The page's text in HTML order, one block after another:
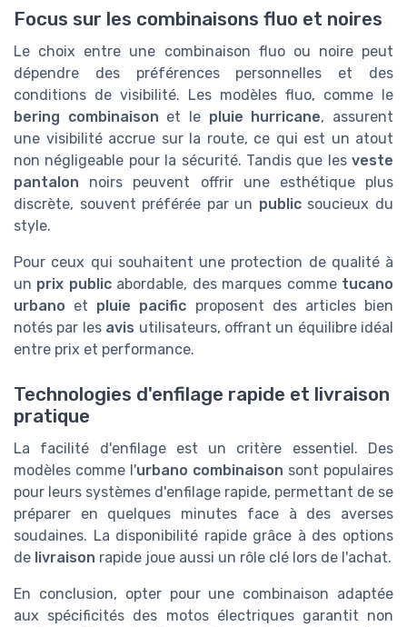
Focus sur les combinaisons fluo et noires
Le choix entre une combinaison fluo ou noire peut
dépendre des préférences personnelles et des
conditions de visibilité. Les modèles fluo, comme le
bering combinaison et le pluie hurricane, assurent
une visibilité accrue sur la route, ce qui est un atout
non négligeable pour la sécurité. Tandis que les veste
pantalon noirs peuvent offrir une esthétique plus
discrète, souvent préférée par un publicsoucieux du
style.
Pour ceux qui souhaitent une protection de qualité à
un prix publicabordable, des marques comme tucano
urbano et pluie pacific proposent des articles bien
notés par les avis utilisateurs, offrant un équilibre idéal
entre prix et performance.
Technologies d'enfilage rapide et livraison
pratique
La facilité d'enfilage est un critère essentiel. Des
modèles comme l'urbano combinaison sont populaires
pour leurs systèmes d'enfilage rapide, permettant de se
préparer en quelques minutes face à des averses
soudaines. La disponibilité rapide grâce à des options
de livraison rapide joue aussi un rôle clé lors de l'achat.
En conclusion, opter pour une combinaison adaptée
aux spécificités des motos électriques garantit non